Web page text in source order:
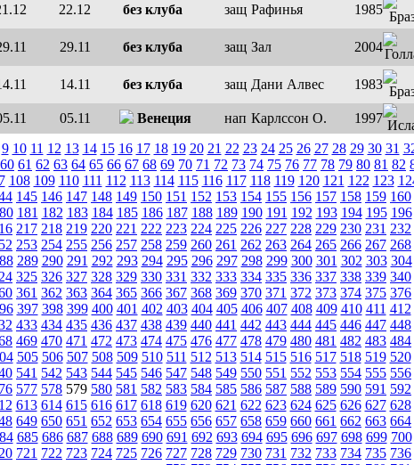
22.12 без клуба защ Рафинья 1985
29.11 без клуба защ Зал 2004
14.11 без клуба защ Дани Алвес 1983
05.11 Венеция нап Карлссон О. 1997
9 10 11 12 13 14 15 16 17 18 19 20 21 22 23 24 25 26 27 28 29 30 31
60 61 62 63 64 65 66 67 68 69 70 71 72 73 74 75 76 77 78 79 80 81 82
108 109 110 111 112 113 114 115 116 117 118 119 120 121 122 123
145 146 147 148 149 150 151 152 153 154 155 156 157 158 159 160
181 182 183 184 185 186 187 188 189 190 191 192 193 194 195 196
217 218 219 220 221 222 223 224 225 226 227 228 229 230 231 232
253 254 255 256 257 258 259 260 261 262 263 264 265 266 267 268
289 290 291 292 293 294 295 296 297 298 299 300 301 302 303 304
325 326 327 328 329 330 331 332 333 334 335 336 337 338 339 340
361 362 363 364 365 366 367 368 369 370 371 372 373 374 375 376
397 398 399 400 401 402 403 404 405 406 407 408 409 410 411 412
433 434 435 436 437 438 439 440 441 442 443 444 445 446 447 448
469 470 471 472 473 474 475 476 477 478 479 480 481 482 483 484
505 506 507 508 509 510 511 512 513 514 515 516 517 518 519 520
541 542 543 544 545 546 547 548 549 550 551 552 553 554 555 556
577 578 579 580 581 582 583 584 585 586 587 588 589 590 591 592
613 614 615 616 617 618 619 620 621 622 623 624 625 626 627 628
649 650 651 652 653 654 655 656 657 658 659 660 661 662 663 664
685 686 687 688 689 690 691 692 693 694 695 696 697 698 699 700
721 722 723 724 725 726 727 728 729 730 731 732 733 734 735 736